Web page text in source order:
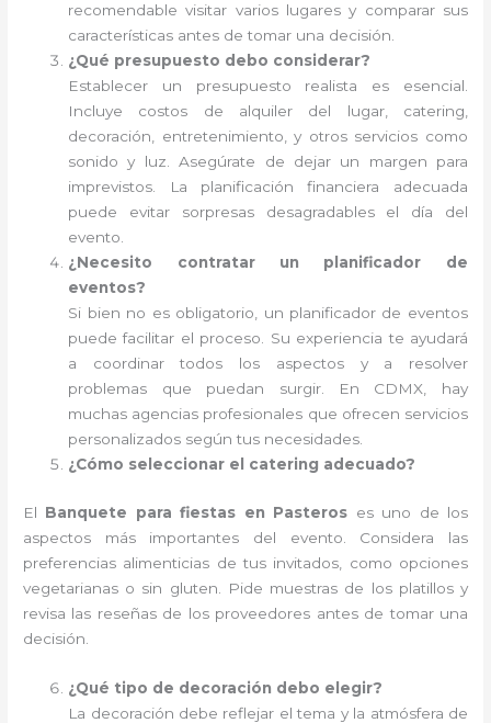
recomendable visitar varios lugares y comparar sus
características antes de tomar una decisión.
¿Qué presupuesto debo considerar?
Establecer un presupuesto realista es esencial.
Incluye costos de alquiler del lugar, catering,
decoración, entretenimiento, y otros servicios como
sonido y luz. Asegúrate de dejar un margen para
imprevistos. La planificación financiera adecuada
puede evitar sorpresas desagradables el día del
evento.
¿Necesito contratar un planificador de
eventos?
Si bien no es obligatorio, un planificador de eventos
puede facilitar el proceso. Su experiencia te ayudará
a coordinar todos los aspectos y a resolver
problemas que puedan surgir. En CDMX, hay
muchas agencias profesionales que ofrecen servicios
personalizados según tus necesidades.
¿Cómo seleccionar el catering adecuado?
El Banquete para fiestas en Pasteros es uno de los
aspectos más importantes del evento. Considera las
preferencias alimenticias de tus invitados, como opciones
vegetarianas o sin gluten. Pide muestras de los platillos y
revisa las reseñas de los proveedores antes de tomar una
decisión.
¿Qué tipo de decoración debo elegir?
La decoración debe reflejar el tema y la atmósfera de